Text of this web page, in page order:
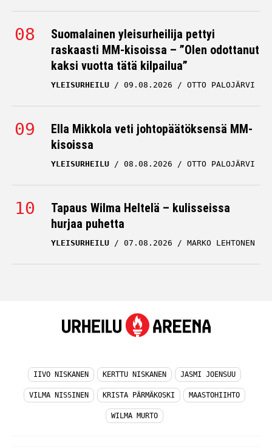
Suomalainen yleisurheilija pettyi
raskaasti MM-kisoissa – ”Olen odottanut
kaksi vuotta tätä kilpailua”
YLEISURHEILU 09.08.2026 OTTO PALOJÄRVI
Ella Mikkola veti johtopäätöksensä MM-
kisoissa
YLEISURHEILU 08.08.2026 OTTO PALOJÄRVI
Tapaus Wilma Heltelä – kulisseissa
hurjaa puhetta
YLEISURHEILU 07.08.2026 MARKO LEHTONEN
IIVO NISKANEN KERTTU NISKANEN JASMI JOENSUU
VILMA NISSINEN KRISTA PÄRMÄKOSKI MAASTOHIIHTO
WILMA MURTO